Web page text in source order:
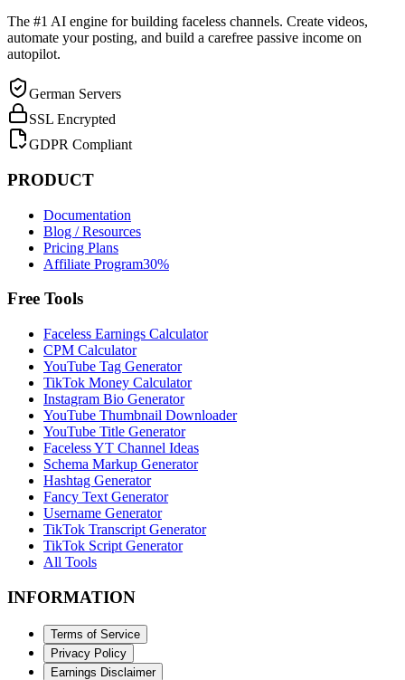
The #1 AI engine for building faceless channels. Create videos,
automate your posting, and build a carefree passive income on
autopilot.
German Servers
SSL Encrypted
GDPR Compliant
PRODUCT
Documentation
Blog / Resources
Pricing Plans
Affiliate Program30%
Free Tools
Faceless Earnings Calculator
CPM Calculator
YouTube Tag Generator
TikTok Money Calculator
Instagram Bio Generator
YouTube Thumbnail Downloader
YouTube Title Generator
Faceless YT Channel Ideas
Schema Markup Generator
Hashtag Generator
Fancy Text Generator
Username Generator
TikTok Transcript Generator
TikTok Script Generator
All Tools
INFORMATION
Terms of Service
Privacy Policy
Earnings Disclaimer